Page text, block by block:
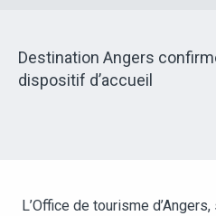
Destination Angers
dispositif d’accueil
L’Office de tourisme